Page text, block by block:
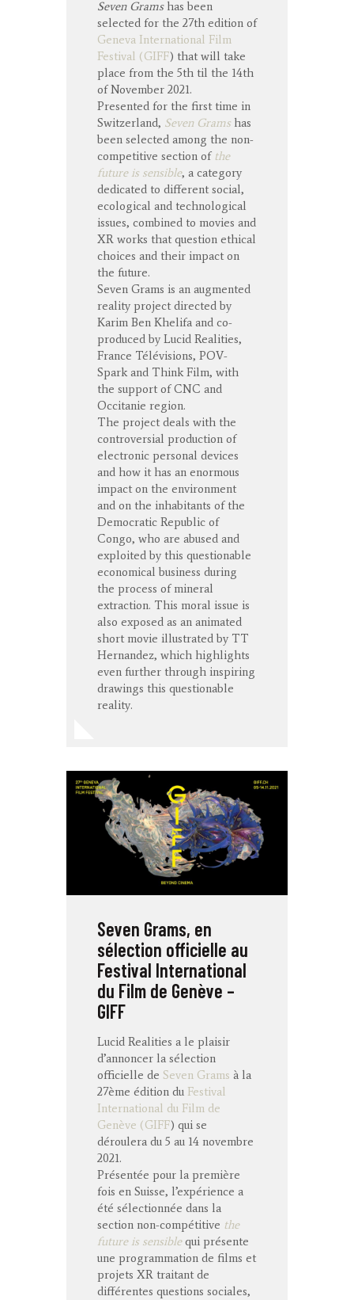
Seven Gramshas been
selected for the 27th edition of
Geneva International Film
Festival (GIFF) that will take
place from the 5th til the 14th
of November 2021.
Presented for the first time in
Switzerland, Seven Grams has
been selected among the non-
competitive section of the
future is sensible, a category
dedicated to different social,
ecological and technological
issues, combined to movies and
XR works that question ethical
choices and their impact on
the future.
Seven Grams is an augmented
reality project directed by
Karim Ben Khelifa and co-
produced by Lucid Realities,
France Télévisions, POV-
Spark and Think Film, with
the support of CNC and
Occitanie region.
The project deals with the
controversial production of
electronic personal devices
and how it has an enormous
impact on the environment
and on the inhabitants of the
Democratic Republic of
Congo, who are abused and
exploited by this questionable
economical business during
the process of mineral
extraction. This moral issue is
also exposed as an animated
short movie illustrated by TT
Hernandez, which highlights
even further through inspiring
drawings this questionable
reality.
Seven Grams, en
sélection officielle au
Festival International
du Film de Genève –
GIFF
Lucid Realities a le plaisir
d’annoncer la sélection
officielle de Seven Grams à la
27ème édition du Festival
International du Film de
Genève (GIFF) qui se
déroulera du 5 au 14 novembre
2021.
Présentée pour la première
fois en Suisse, l’expérience a
été sélectionnée dans la
section non-compétitive the
future is sensiblequi présente
une programmation de films et
projets XR traitant de
différentes questions sociales,